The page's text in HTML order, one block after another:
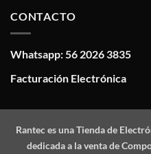
CONTACTO
Whatsapp: 56 2026 3835
Facturación Electrónica
Ranteces una Tienda de
dedicada a la venta de